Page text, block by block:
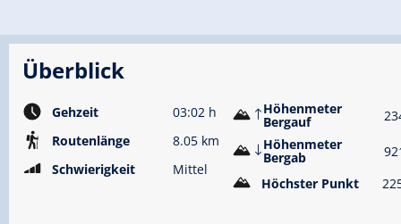
Überblick
Gehzeit
03:02 h
Routenlänge
8.05 km
Schwierigkeit
Mittel
Höhenmeter
Bergauf
Höhenmeter
Bergab
Höchster Punkt